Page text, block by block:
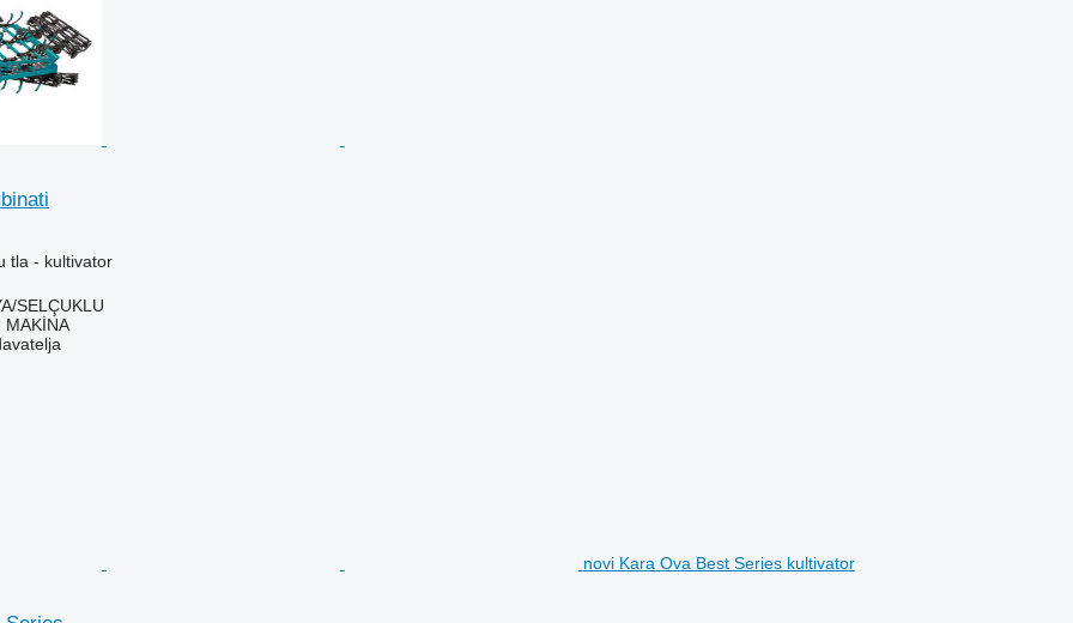
tla - kultivator
SELÇUKLU
MAKİNA
novi Kara Ova Best Series kultivator